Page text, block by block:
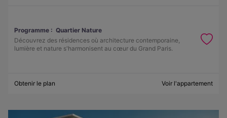
Programme : Quartier Nature
Découvrez des résidences où architecture contemporaine,
lumière et nature s'harmonisent au cœur du Grand Paris.
Obtenir le plan Voir l'appartement